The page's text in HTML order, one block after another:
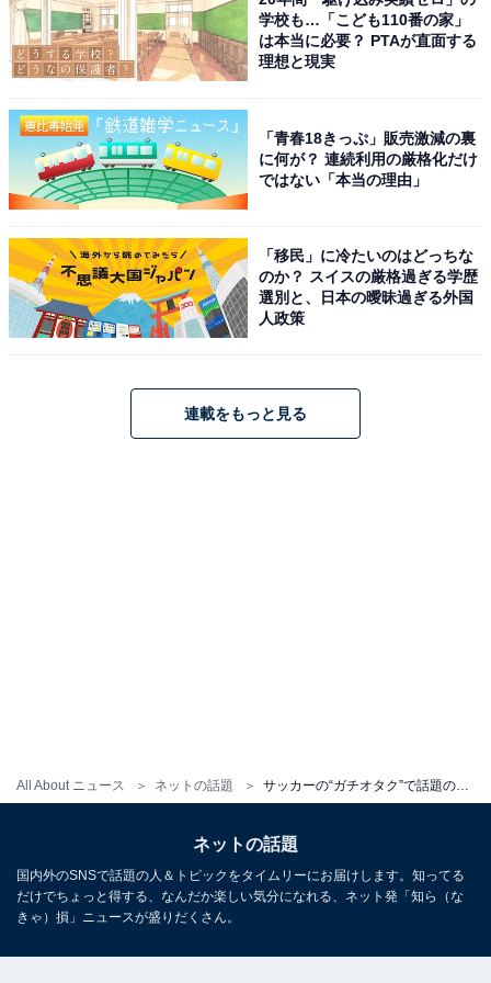
All About ニュース ネットの話題
学校も…「こども110番の家」
は本当に必要？ PTAが直面する
理想と現実
「青春18きっぷ」販売激減の裏
に何が？ 連続利用の厳格化だけ
ではない「本当の理由」
「移民」に冷たいのはどっちな
のか？ スイスの厳格過ぎる学歴
選別と、日本の曖昧過ぎる外国
人政策
連載をもっと見る
ネットの話題
国内外のSNSで話題の人＆トピックをタイムリーにお届けします。知ってる
だけでちょっと得する、なんだか楽しい気分になれる、ネット発「知ら（な
きゃ）損」ニュースが盛りだくさん。